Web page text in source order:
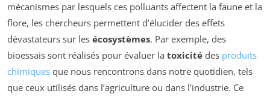
mécanismes par lesquels ces polluants affectent la faune et la
flore, les chercheurs permettent d’élucider des effets
dévastateurs sur les écosystèmes. Par exemple, des
bioessais sont réalisés pour évaluer la toxicité des produits
chimiques que nous rencontrons dans notre quotidien, tels
que ceux utilisés dans l’agriculture ou dans l’industrie. Ce